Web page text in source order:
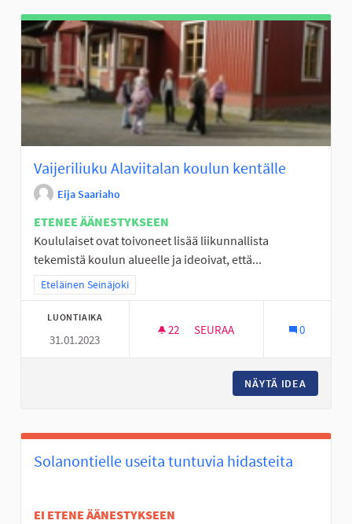
Vaijeriliuku Alaviitalan koulun kentälle
Eija Saariaho
ETENEE ÄÄNESTYKSEEN
Koululaiset ovat toivoneet lisää liikunnallista
tekemistä koulun alueelle ja ideoivat, että...
Rajaa tulokset teeman mukaan: Eteläinen Seinäjoki
Eteläinen Seinäjoki
LUONTIAIKA
31.01.2023
22 22 SEURAAJAA
SEURAA 0
NÄYTÄ IDEA
Solanontielle useita tuntuvia hidasteita
EI ETENE ÄÄNESTYKSEEN